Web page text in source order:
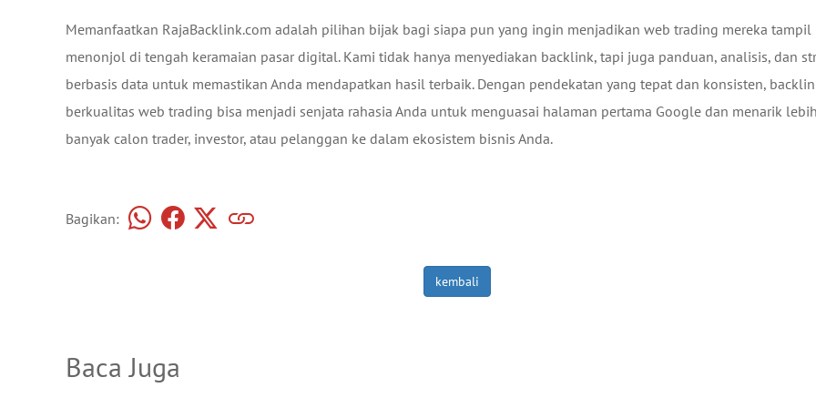
Memanfaatkan RajaBacklink.com adalah pilihan bijak bagi siapa pun yang ingin menjadikan web trading mereka tampil
menonjol di tengah keramaian pasar digital. Kami tidak hanya menyediakan backlink, tapi juga panduan, analisis, dan
berbasis data untuk memastikan Anda mendapatkan hasil terbaik. Dengan pendekatan yang tepat dan konsisten,
berkualitas web trading bisa menjadi senjata rahasia Anda untuk menguasai halaman pertama Google dan menarik lebih
banyak calon trader, investor, atau pelanggan ke dalam ekosistem bisnis Anda.
Bagikan:
kembali
Baca Juga